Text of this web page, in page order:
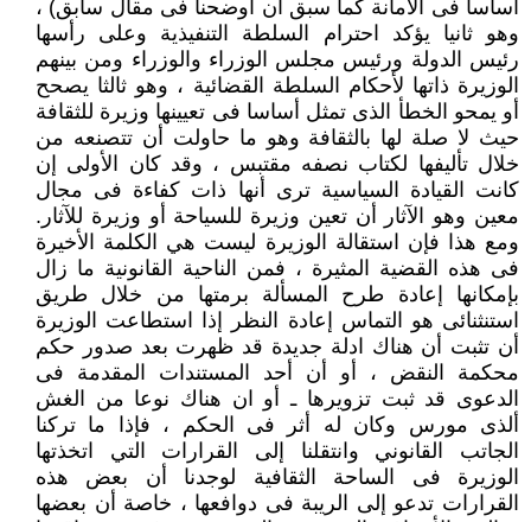
أساسا فى الأمانة كما سبق أن أوضحنا فى مقال سابق) ،
وهو ثانيا يؤكد احترام السلطة التنفيذية وعلى رأسها
رئيس الدولة ورئيس مجلس الوزراء والوزراء ومن بينهم
الوزيرة ذاتها لأحكام السلطة القضائية ، وهو ثالثا يصحح
أو يمحو الخطأ الذى تمثل أساسا فى تعيينها وزيرة للثقافة
حيث لا صلة لها بالثقافة وهو ما حاولت أن تتصنعه من
خلال تأليفها لكتاب نصفه مقتبس ، وقد كان الأولى إن
كانت القيادة السياسية ترى أنها ذات كفاءة فى مجال
معين وهو الآثار أن تعين وزيرة للسياحة أو وزيرة للآثار.
ومع هذا فإن استقالة الوزيرة ليست هي الكلمة الأخيرة
فى هذه القضية المثيرة ، فمن الناحية القانونية ما زال
بإمكانها إعادة طرح المسألة برمتها من خلال طريق
استنثنائى هو التماس إعادة النظر إذا استطاعت الوزيرة
أن تثبت أن هناك ادلة جديدة قد ظهرت بعد صدور حكم
محكمة النقض ، أو أن أحد المستندات المقدمة فى
الدعوى قد ثبت تزويرها ـ أو ان هناك نوعا من الغش
ألذى مورس وكان له أثر فى الحكم ، فإذا ما تركنا
الجاتب القانوني وانتقلنا إلى القرارات التي اتخذتها
الوزيرة فى الساحة الثقافية لوجدنا أن بعض هذه
القرارات تدعو إلى الريبة فى دوافعها ، خاصة أن بعضها